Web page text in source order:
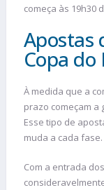
começa às 19h30
Apostas
Copa do
À medida que a
prazo começam a
Esse tipo de
muda a cada fase.
Com a entrada